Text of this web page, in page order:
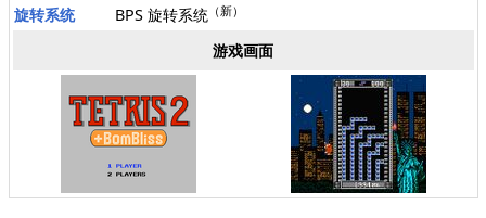
旋转系统
BPS 旋转系统 （新）
游戏画面